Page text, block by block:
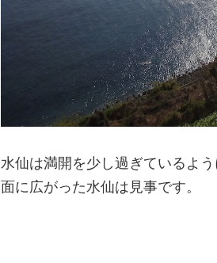
水仙は満開を少し過ぎているよ
面に広がった水仙は見事です。